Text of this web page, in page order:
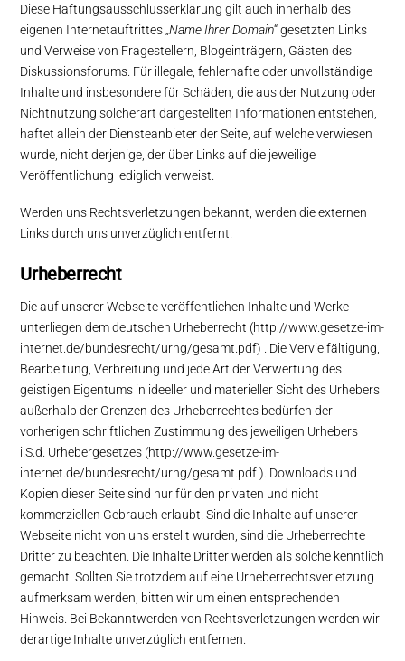
Diese Haftungsausschlusserklärung gilt auch innerhalb des
eigenen Internetauftrittes „Name Ihrer Domain“ gesetzten Links
und Verweise von Fragestellern, Blogeinträgern, Gästen des
Diskussionsforums. Für illegale, fehlerhafte oder unvollständige
Inhalte und insbesondere für Schäden, die aus der Nutzung oder
Nichtnutzung solcherart dargestellten Informationen entstehen,
haftet allein der Diensteanbieter der Seite, auf welche verwiesen
wurde, nicht derjenige, der über Links auf die jeweilige
Veröffentlichung lediglich verweist.
Werden uns Rechtsverletzungen bekannt, werden die externen
Links durch uns unverzüglich entfernt.
Urheberrecht
Die auf unserer Webseite veröffentlichen Inhalte und Werke
unterliegen dem deutschen Urheberrecht (http://www.gesetze-im-
internet.de/bundesrecht/urhg/gesamt.pdf) . Die Vervielfältigung,
Bearbeitung, Verbreitung und jede Art der Verwertung des
geistigen Eigentums in ideeller und materieller Sicht des Urhebers
außerhalb der Grenzen des Urheberrechtes bedürfen der
vorherigen schriftlichen Zustimmung des jeweiligen Urhebers
i.S.d. Urhebergesetzes (http://www.gesetze-im-
internet.de/bundesrecht/urhg/gesamt.pdf). Downloads und
Kopien dieser Seite sind nur für den privaten und nicht
kommerziellen Gebrauch erlaubt. Sind die Inhalte auf unserer
Webseite nicht von uns erstellt wurden, sind die Urheberrechte
Dritter zu beachten. Die Inhalte Dritter werden als solche kenntlich
gemacht. Sollten Sie trotzdem auf eine Urheberrechtsverletzung
aufmerksam werden, bitten wir um einen entsprechenden
Hinweis. Bei Bekanntwerden von Rechtsverletzungen werden wir
derartige Inhalte unverzüglich entfernen.